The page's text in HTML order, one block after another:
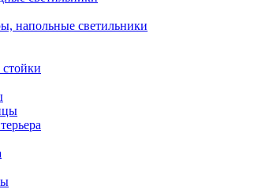
напольные светильники